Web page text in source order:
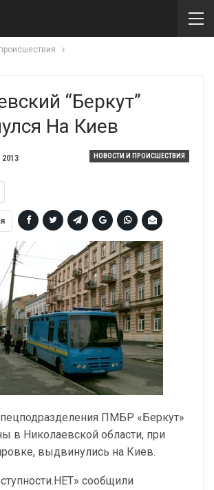
“Беркут”
На Киев
НОВОСТИ И ПРОИСШЕСТВИЯ
2013
ПМБР «Беркут»
в Николаевской области, при
выдвинулись на Киев.
сообщили